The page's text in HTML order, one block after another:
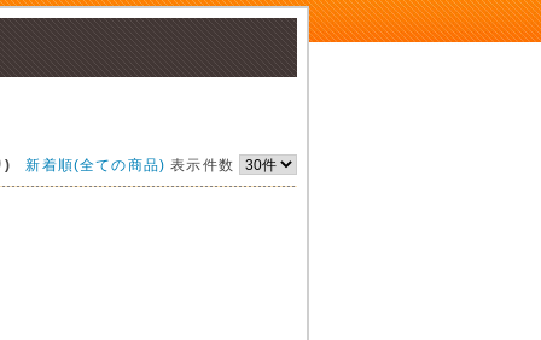
) 新着順(全ての商品) 表示件数